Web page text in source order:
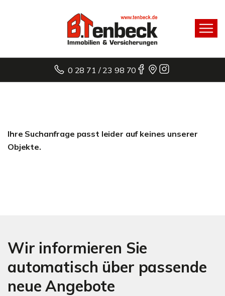
0 28 71 / 23 98 70
Ihre Suchanfrage passt leider auf keines unserer
Objekte.
Wir informieren Sie
automatisch über passende
neue Angebote